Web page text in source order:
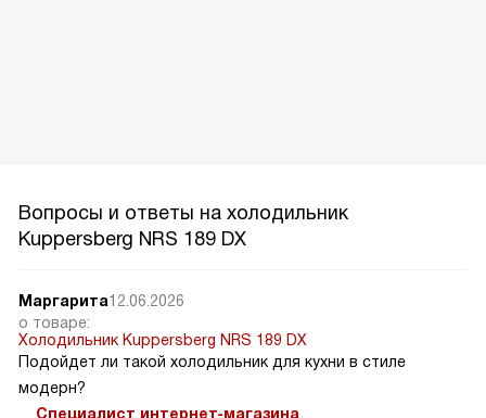
Вопросы и ответы на холодильник
Kuppersberg NRS 189 DX
Маргарита12.06.2026
о товаре:
Холодильник Kuppersberg NRS 189 DX
Подойдет ли такой холодильник для кухни в стиле
модерн?
Специалист интернет-магазина